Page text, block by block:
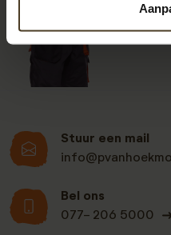
Stuur een mail
Bel ons
077- 206 5000